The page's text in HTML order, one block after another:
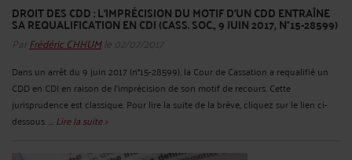
DROIT DES CDD : L’IMPRÉCISION DU MOTIF D’UN CDD ENTRAÎNE
SA REQUALIFICATION EN CDI (CASS. SOC., 9 JUIN 2017, N°15-28599)
Par Frédéric CHHUMle 02/07/2017
Dans un arrêt du 9 juin 2017 (n°15-28599), la Cour de Cassation a requalifié un
CDD en CDI en raison de l’imprécision de son motif de recours. Cette
jurisprudence est classique. Pour lire la suite de la brève, cliquez sur le lien ci-
dessous. ... Lire la suite >